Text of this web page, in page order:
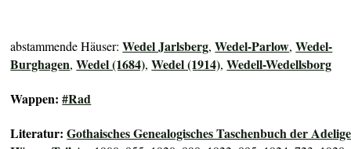
abstammende Häuser:Wedel Jarlsberg,Wedel-Parlow,Wedel-
Burghagen,Wedel (1684),Wedel (1914),Wedell-Wedellsborg
Wappen:#Rad
Literatur:Gothaisches Genealogisches Taschenbuch der